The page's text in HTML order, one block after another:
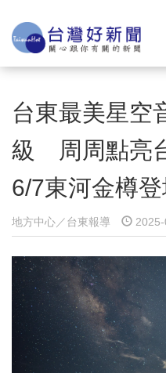
台東最美星空
級 周周點亮
6/7東河金樽
地方中心／台東報導